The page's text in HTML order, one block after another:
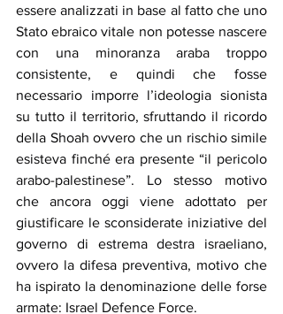
essere analizzati in base al fatto che uno
Stato ebraico vitale non potesse nascere
con una minoranza araba troppo
consistente, e quindi che fosse
necessario imporre l’ideologia sionista
su tutto il territorio, sfruttando il ricordo
della Shoah ovvero che un rischio simile
esisteva finché era presente “il pericolo
arabo-palestinese”. Lo stesso motivo
che ancora oggi viene adottato per
giustificare le sconsiderate iniziative del
governo di estrema destra israeliano,
ovvero la difesa preventiva, motivo che
ha ispirato la denominazione delle forse
armate: Israel Defence Force.